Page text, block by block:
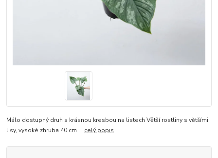
Málo dostupný druh s krásnou kresbou na listech Větší rostliny s většími
lisy, vysoké zhruba 40 cm celý popis